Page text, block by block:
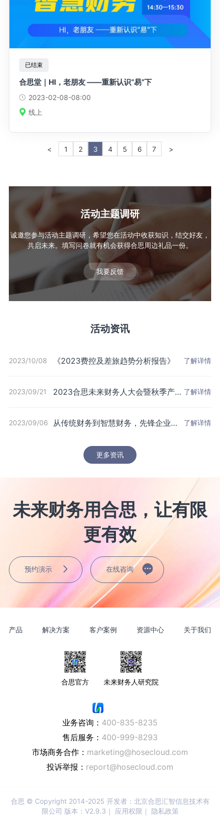
已结束
合思堂｜HI，老朋友 ——重新认识“易”下
2023-02-08-08:00
线上
< 1 2 3 4 5 6 7 >
活动主题调研
诚邀您参与活动主题调研，希望您在活动中收获知识，结交好友，
共启未来。填写问卷就有机会获得合思周边礼品一份。
我要反馈
活动资讯
2023/10/08 《2023费控及差旅趋势分析报告》 了解详情
2023/09/21
2023合思未来财务人大会暨秋季产品 了解详情
2023/09/06
从传统财务到智慧财务，先锋企业是
了解详情
更多资讯
未来财务用合思，让有限
更有效
预约演示 在线咨询
产品 解决方案 客户案例 资源中心 关于我们
合思官方 未来财务人研究院
业务咨询： 400-835-8235
售后服务： 400-999-8293
市场商务合作： marketing@hosecloud.com
投诉举报： report@hosecloud.com
合思 © Copyright 2014-2025 开发者：北京合思汇智信息技术有
限公司 版本：V2.9.3｜
应用权限 ｜ 隐私政策